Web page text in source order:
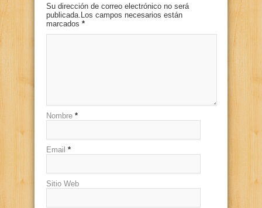
Su dirección de correo electrónico no será
publicada.Los campos necesarios están
marcados *
Nombre *
Email *
Sitio Web